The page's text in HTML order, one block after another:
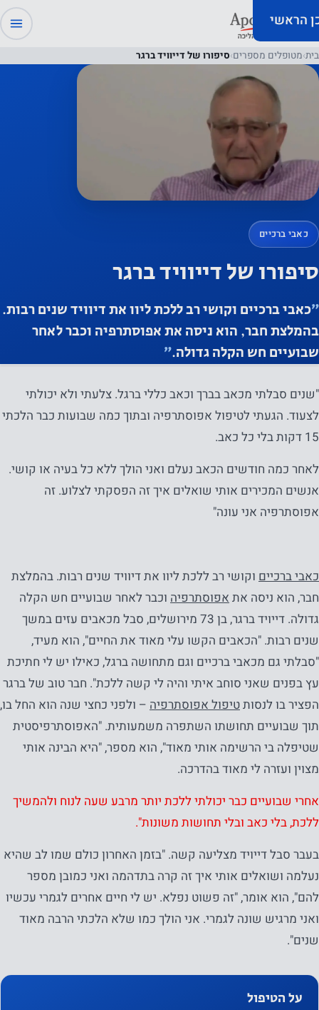
הראשי
בית›מטופלים מספרים›סיפורו של דייוויד ברגר
כאבי ברכיים
סיפורו של דייוויד ברגר
״כאבי ברכיים וקושי רב ללכת ליוו את דיוויד שנים רבות.
בהמלצת חבר, הוא ניסה את אפוסתרפיה וכבר לאחר
שבועיים חש הקלה גדולה.״
"שנים סבלתי מכאב בברך וכאב כללי ברגל. צלעתי ולא יכולתי
לצעוד. הגעתי לטיפול אפוסתרפיה ובתוך כמה שבועות כבר הלכתי
15 דקות בלי כל כאב.
לאחר כמה חודשים הכאב נעלם ואני הולך ללא כל בעיה או קושי.
אנשים המכירים אותי שואלים איך זה הפסקתי לצלוע. זה
אפוסתרפיה אני עונה"
כאבי ברכיים וקושי רב ללכת ליוו את דיוויד שנים רבות. בהמלצת
חבר, הוא ניסה אתאפוסתרפיה וכבר לאחר שבועיים חש הקלה
גדולה. דייויד ברגר, בן 73 מירושלים, סבל מכאבים עזים במשך
שנים רבות. "הכאבים הקשו עלי מאוד את החיים", הוא מעיד,
"סבלתי גם מכאבי ברכיים וגם מתחושה ברגל, כאילו יש לי חתיכת
עץ בפנים שאני סוחב איתי והיה לי קשה ללכת". חבר טוב של ברגר
הפציר בו לנסותטיפול אפוסתרפיה – ולפני כחצי שנה הוא החל בו,
תוך שבועיים תחושתו השתפרה משמעותית. "האפוסתרפיסטית
שטיפלה בי הרשימה אותי מאוד", הוא מספר, "היא הבינה אותי
מצוין ועזרה לי מאוד בהדרכה.
אחרי שבועיים כבר יכולתי ללכת יותר מרבע שעה לנוח ולהמשיך
ללכת, בלי כאב ובלי תחושות משונות".
בעבר סבל דייויד מצליעה קשה. "בזמן האחרון כולם שמו לב שהיא
נעלמה ושואלים אותי איך זה קרה בתדהמה ואני כמובן מספר
להם", הוא אומר, "זה פשוט נפלא. יש לי חיים אחרים לגמרי עכשיו
ואני מרגיש שונה לגמרי. אני הולך כמו שלא הלכתי הרבה מאוד
שנים".
על הטיפול